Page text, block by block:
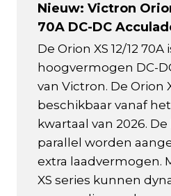
Nieuw: Victron
70A DC-DC
De Orion XS 12/12
hoogvermogen DC-
van Victron. De Orion
beschikbaar vanaf
kwartaal van 2026.
parallel worden
extra laadvermogen.
XS series kunnen